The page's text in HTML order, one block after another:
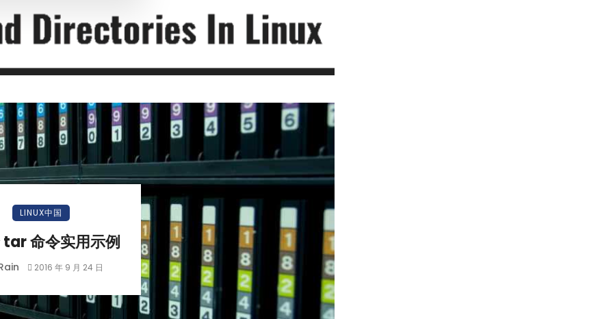
LINUX中国
tar 命令实用示例
2016 年 9 月 24 日